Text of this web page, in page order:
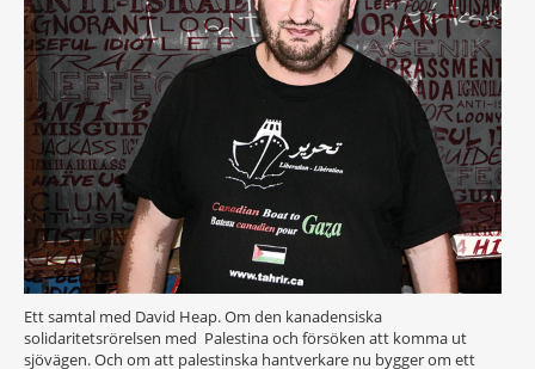
Ett samtal med David Heap. Om den kanadensiska
solidaritetsrörelsen med Palestina och försöken att komma ut
sjövägen. Och om att palestinska hantverkare nu bygger om ett